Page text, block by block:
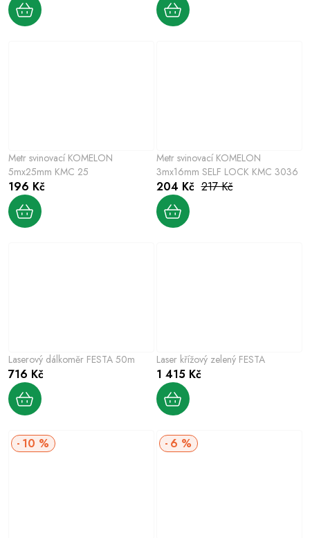
Metr svinovací KOMELON
5mx25mm KMC 25
196 Kč
Metr svinovací KOMELON
3mx16mm SELF LOCK KMC 3036
204 Kč 217 Kč
Laserový dálkoměr FESTA 50m
716 Kč
Laser křížový zelený FESTA
1 415 Kč
10 % 6 %